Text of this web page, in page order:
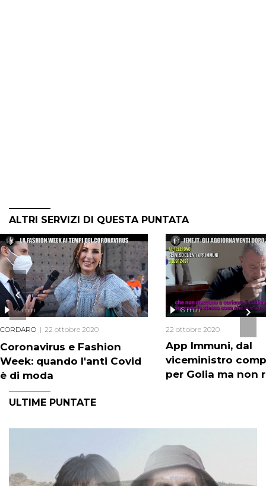
ALTRI SERVIZI DI QUESTA PUNTATA
Coronavirus e Fashion
Week: quando l'anti Covid
è di moda
4 min
CORDARO 22 ottobre 2020
App Immuni, dal
viceministro
per Golia ma non
6 min
22 ottobre 2020
ULTIME PUNTATE